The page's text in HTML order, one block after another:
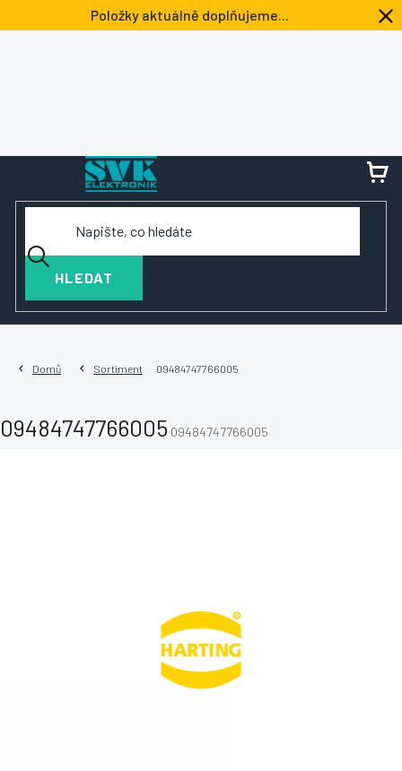
na
Položky aktuálně doplňujeme...
HLEDAT
Domů Sortiment 09484747766005
09484747766005 09484747766005